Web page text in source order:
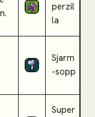
perzil
la
Sjarm
-sopp
Super